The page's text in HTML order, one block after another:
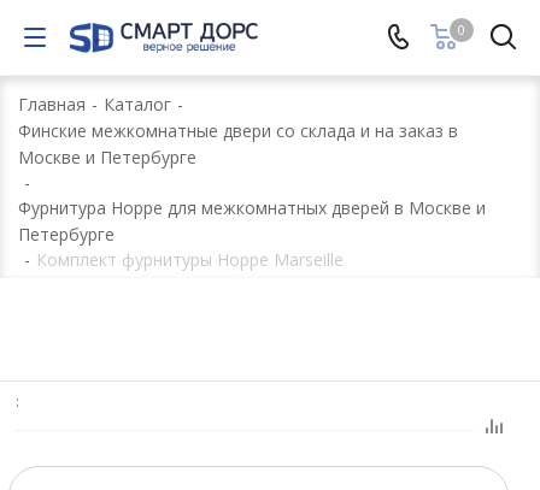
0
Главная - Каталог -
Финские межкомнатные двери со склада и на заказ в
Москве и Петербурге
-
Фурнитура Hoppe для межкомнатных дверей в Москве и
Петербурге
- Комплект фурнитуры Hoppe Marseille
: